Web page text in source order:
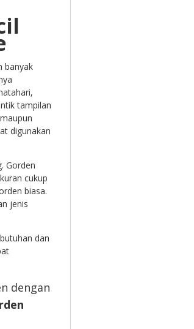
banyak
tampilan
digunakan
Gorden
cukup
biasa.
jenis
dan
dengan